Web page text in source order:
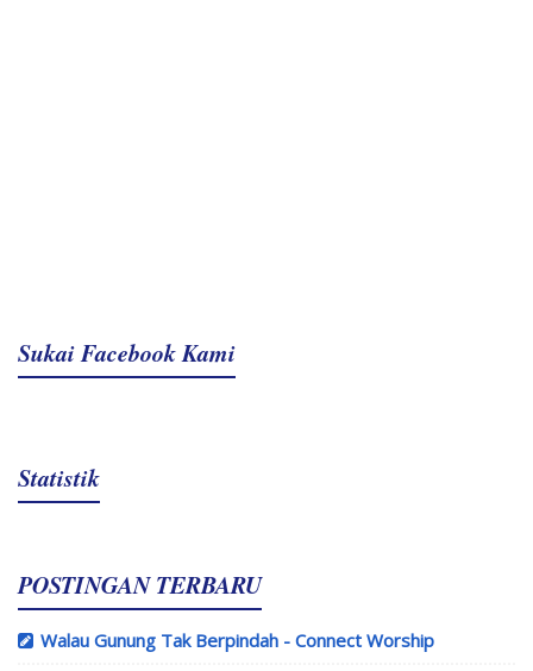
Sukai Facebook Kami
Statistik
POSTINGAN TERBARU
Walau Gunung Tak Berpindah - Connect Worship